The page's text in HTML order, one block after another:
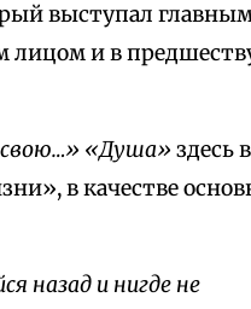
выступал
лицом и в
свою…» «Душа» здесь
в качестве
назад и нигде не